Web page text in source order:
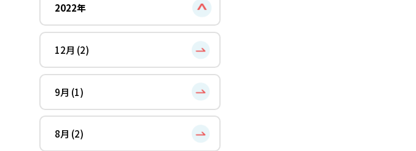
2022年
12月 (2)
9月 (1)
8月 (2)